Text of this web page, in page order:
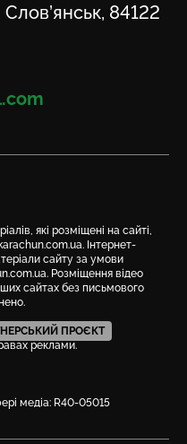
84122
на Twitter
які розміщені на сайті,
Інтернет-
сайту за умови
Розміщення відео
сайтах без письмового
ПРОЄКТ
реклами.
медіа: R40-05015